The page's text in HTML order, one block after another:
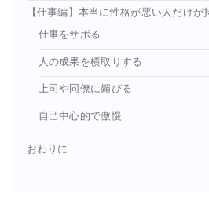
【仕事編】本当に性格が悪い人だけが
仕事をサボる
人の成果を横取りする
上司や同僚に媚びる
自己中心的で傲慢
おわりに